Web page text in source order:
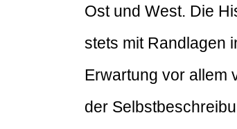
Ost und West. Die
stets mit Randlagen
Erwartung vor allem
der